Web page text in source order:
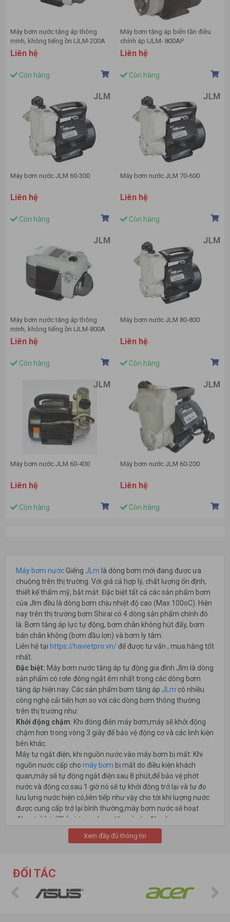
Máy bơm nước tăng áp thông
minh, không tiếng ồn IJLM-200A
Liên hệ
Còn hàng
Máy bơm tăng áp biến tần điều
chỉnh áp IJLM- 800AP
Liên hệ
Còn hàng
Máy bơm nước JLM 60-300
Liên hệ
Còn hàng
Máy bơm nước JLM 70-600
Liên hệ
Còn hàng
Máy bơm nước tăng áp thông
minh, không tiếng ồn IJLM-800A
Liên hệ
Còn hàng
Máy bơm nước JLM 80-800
Liên hệ
Còn hàng
Máy bơm nước JLM 60-400
Liên hệ
Còn hàng
Máy bơm nước JLM 60-200
Liên hệ
Còn hàng
Máy bơm nướcGiếng JLm là dòng bơm mới đang được ưa
chuộng trên thị trường. Với giá cả hợp lý, chất lượng ổn định,
thiết kế thẩm mỹ, bắt mắt. Đặc biệt tất cả các sản phẩm bơm
của Jlm đều là dòng bơm chịu nhiệt độ cao (Max 100oC). Hiện
nay trên thị trường bơm Shirai có 4 dòng sản phẩm chính đó
là: Bơm tăng áp lực tự động, bơm chân không hút đẩy, bơm
bán chân không (bơm đầu lợn) và bơm ly tâm.
Liên hệ tại https://havietpro.vn/ để được tư vấn , mua hàng tốt
nhất.
Đặc biệt: Máy bơm nước tăng áp tự động gia đình Jlm là dòng
sản phẩm có rơle đóng ngắt êm nhất trong các dòng bơm
tăng áp hiện nay. Các sản phẩm bơm tăng áp JLm có nhiều
công nghệ cải tiến hơn so với các dòng bơm thông thường
trên thị trường như:
Khởi động chậm: Khi đóng điện máy bơm,máy sẽ khởi động
chậm hơn trong vòng 3 giây để bảo vệ động cơ và các linh kiện
bên khác.
Máy tự ngắt điện, khi nguồn nước vào máy bơm bị mất: Khi
nguồn nước cấp cho máy bơm bị mất do điều kiện khách
quan,máy sẽ tự động ngắt điện sau 8 phút,để bảo vệ phớt
nước và động cơ.sau 1 giờ nó sẽ tự khởi động trở lại và tư đo
lưu lựng nước hiện có,liên tiếp như vậy cho tới khi lượng nước
được cung cấp trở lại bình thường,máy bơm nước sẽ hoạt
động trở lại. (Chỉ có trong bơm tăng áp tự động)
Xem đầy đủ thông tin
ĐỐI TÁC